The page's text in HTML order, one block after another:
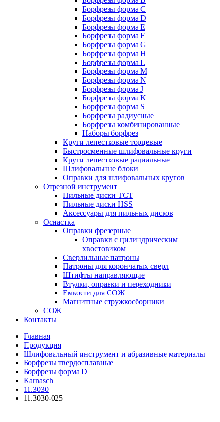
Борфрезы форма C
Борфрезы форма D
Борфрезы форма E
Борфрезы форма F
Борфрезы форма G
Борфрезы форма H
Борфрезы форма L
Борфрезы форма M
Борфрезы форма N
Борфрезы форма J
Борфрезы форма K
Борфрезы форма S
Борфрезы радиусные
Борфрезы комбинированные
Наборы борфрез
Круги лепестковые торцевые
Быстросменные шлифовальные круги
Круги лепестковые радиальные
Шлифовальные блоки
Оправки для шлифовальных кругов
Отрезной инструмент
Пильные диски ТСТ
Пильные диски HSS
Аксессуары для пильных дисков
Оснастка
Оправки фрезерные
Оправки с цилиндрическим
хвостовиком
Сверлильные патроны
Патроны для корончатых сверл
Штифты направляющие
Втулки, оправки и переходники
Емкости для СОЖ
Магнитные стружкосборники
СОЖ
Контакты
Главная
Продукция
Шлифовальный инструмент и абразивные материалы
Борфрезы твердосплавные
Борфрезы форма D
Karnasch
11.3030
11.3030-025